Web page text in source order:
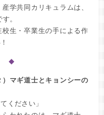
学共同カリキュラムは、
。
生・卒業生の手による作
マギ道士とキョンシーの
ください」